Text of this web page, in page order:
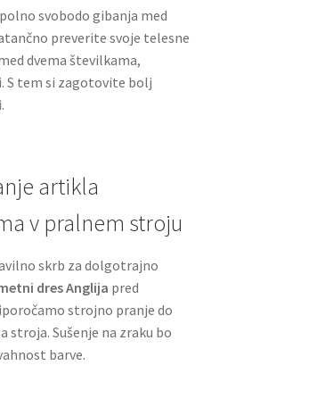
svobodo gibanja med
preverite svoje telesne
dvema številkama,
S tem si zagotovite bolj
artikla
v pralnem stroju
skrb za dolgotrajno
dres Anglija pred
strojno pranje do
stroja. Sušenje na zraku bo
barve.